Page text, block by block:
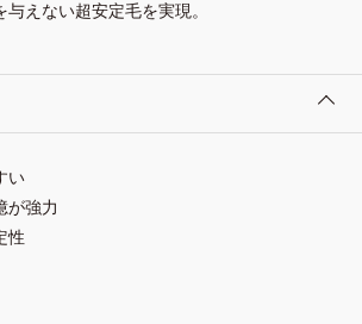
えない超安定毛を実現。
い
が強力
性